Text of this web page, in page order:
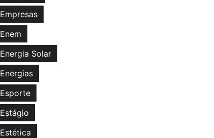
Empresas
Enem
Energia Solar
Energias
Esporte
Estágio
Estética